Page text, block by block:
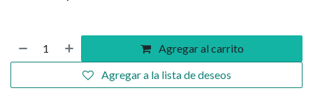
Agregar al carrito
Agregar a la lista de deseos